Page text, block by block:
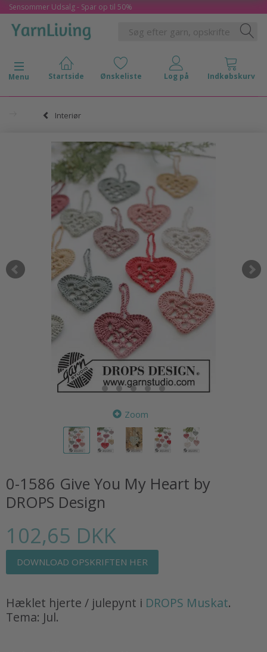
Sensommer Udsalg - Spar op til 50%
Skifte navigation
Menu
Interiør
Zoom
0-1586 Give You My Heart by
DROPS Design
102,65 DKK
DOWNLOAD OPSKRIFTEN HER
Hæklet hjerte / julepynt i DROPS Muskat.
Tema: Jul.